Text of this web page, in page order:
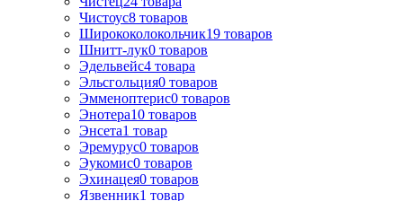
Чистоус8 товаров
Ширококолокольчик19 товаров
Шнитт-лук0 товаров
Эдельвейс4 товара
Эльсгольция0 товаров
Эмменоптерис0 товаров
Энотера10 товаров
Энсета1 товар
Эремурус0 товаров
Эукомис0 товаров
Эхинацея0 товаров
Язвенник1 товар